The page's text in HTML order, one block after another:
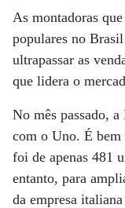
As montadoras
populares no
ultrapassar as
que lidera o
No mês passado,
com o Uno. É bem
foi de apenas 481
entanto, para
da empresa